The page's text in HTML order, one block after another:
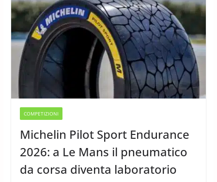
COMPETIZIONI
Michelin Pilot Sport Endurance
2026: a Le Mans il pneumatico
da corsa diventa laboratorio